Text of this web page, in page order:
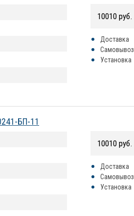
10010 руб.
Доставка
Самовывоз
Установка
БП-11
10010 руб.
Доставка
Самовывоз
Установка